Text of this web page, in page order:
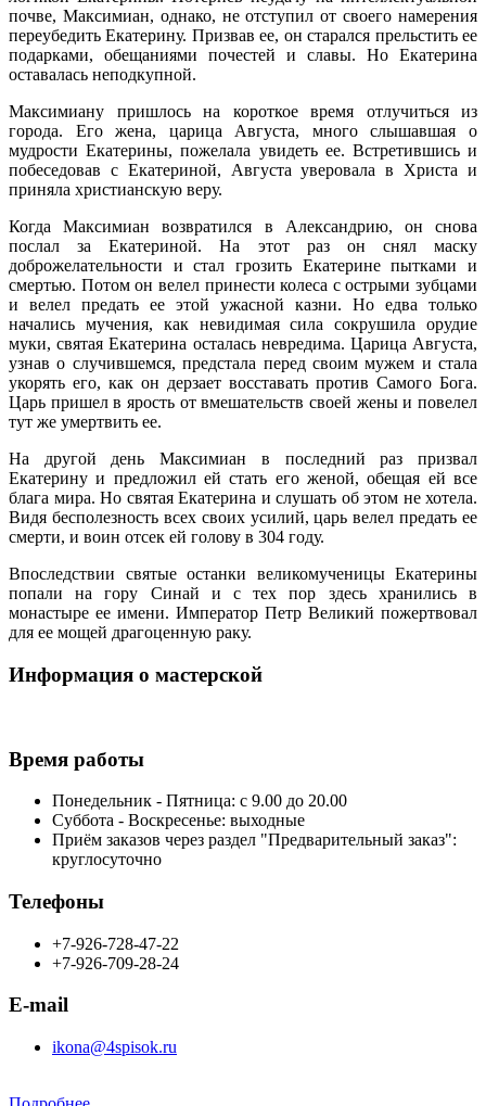
почве, Максимиан, однако, не отступил от своего намерения
переубедить Екатерину. Призвав ее, он старался прельстить ее
подарками, обещаниями почестей и славы. Но Екатерина
оставалась неподкупной.
Максимиану пришлось на короткое время отлучиться из
города. Его жена, царица Августа, много слышавшая о
мудрости Екатерины, пожелала увидеть ее. Встретившись и
побеседовав с Екатериной, Августа уверовала в Христа и
приняла христианскую веру.
Когда Максимиан возвратился в Александрию, он снова
послал за Екатериной. На этот раз он снял маску
доброжелательности и стал грозить Екатерине пытками и
смертью. Потом он велел принести колеса с острыми зубцами
и велел предать ее этой ужасной казни. Но едва только
начались мучения, как невидимая сила сокрушила орудие
муки, святая Екатерина осталась невредима. Царица Августа,
узнав о случившемся, предстала перед своим мужем и стала
укорять его, как он дерзает восставать против Самого Бога.
Царь пришел в ярость от вмешательств своей жены и повелел
тут же умертвить ее.
На другой день Максимиан в последний раз призвал
Екатерину и предложил ей стать его женой, обещая ей все
блага мира. Но святая Екатерина и слушать об этом не хотела.
Видя бесполезность всех своих усилий, царь велел предать ее
смерти, и воин отсек ей голову в 304 году.
Впоследствии святые останки великомученицы Екатерины
попали на гору Синай и с тех пор здесь хранились в
монастыре ее имени. Император Петр Великий пожертвовал
для ее мощей драгоценную раку.
Информация о мастерской
Время работы
Понедельник - Пятница: с 9.00 до 20.00
Суббота - Воскресенье: выходные
Приём заказов через раздел "Предварительный заказ":
круглосуточно
Телефоны
+7-926-728-47-22
+7-926-709-28-24
E-mail
ikona@4spisok.ru